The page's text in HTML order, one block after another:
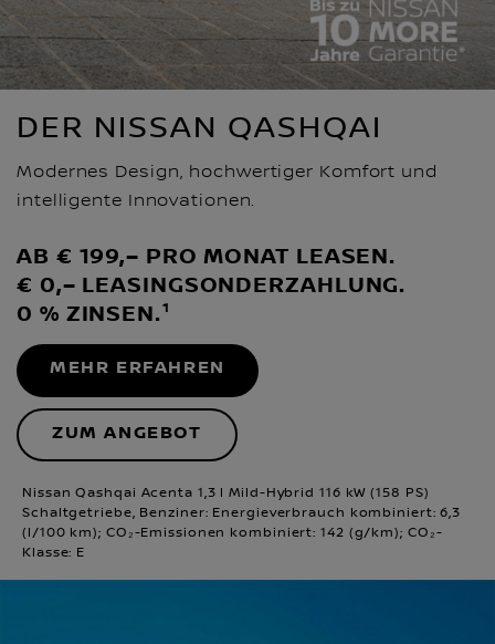
DER NISSAN QASHQAI
Modernes Design, hochwertiger Komfort und
intelligente Innovationen.
AB € 199,– PRO MONAT LEASEN.
€ 0,– LEASINGSONDERZAHLUNG.
0 % ZINSEN.¹
MEHR ERFAHREN
ZUM ANGEBOT
Nissan Qashqai Acenta 1,3 l Mild-Hybrid 116 kW (158 PS)
Schaltgetriebe, Benziner: Energieverbrauch kombiniert: 6,3
(l/100 km); CO₂-Emissionen kombiniert: 142 (g/km); CO₂-
Klasse: E